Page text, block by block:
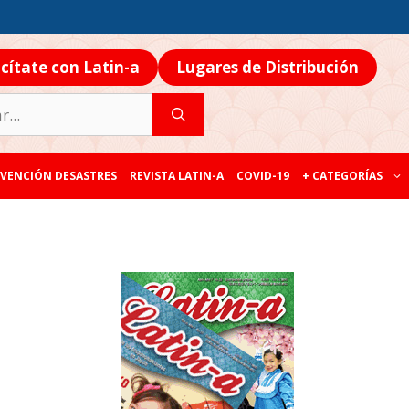
con Latin-a Lugares de Distribución
DESASTRES REVISTA LATIN-A COVID-19 + CATEGORÍAS